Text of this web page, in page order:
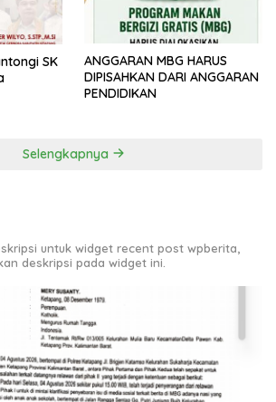
SK
ANGGARAN MBG HARUS
DIPISAHKAN DARI ANGGARAN
PENDIDIKAN
Selengkapnya
untuk widget recent post wpberita,
deskripsi pada widget ini.